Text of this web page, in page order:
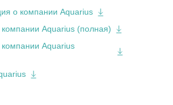
о компании Aquarius
Aquarius (полная)
Aquarius